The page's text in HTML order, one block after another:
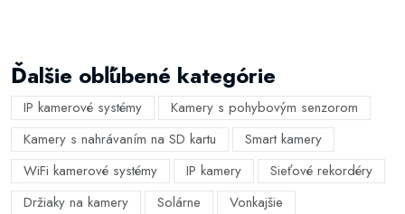
Ďalšie obľúbené kategórie
IP kamerové systémy
Kamery s pohybovým senzorom
Kamery s nahrávaním na SD kartu
Smart kamery
WiFi kamerové systémy
IP kamery
Sieťové rekordéry
Držiaky na kamery
Solárne
Vonkajšie